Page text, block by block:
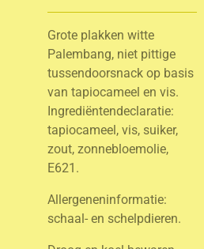
Grote plakken witte
Palembang, niet pittige
tussendoorsnack op basis
van tapiocameel en vis.
Ingrediëntendeclaratie:
tapiocameel, vis, suiker,
zout, zonnebloemolie,
E621.
Allergeneninformatie:
schaal- en schelpdieren.